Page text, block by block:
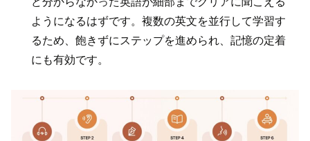
ようになるはずです。複数の英文を並行して学習す
るため、飽きずにステップを進められ、記憶の定着
にも有効です。